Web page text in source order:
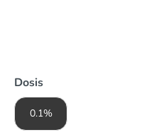
Dosis
0.1%